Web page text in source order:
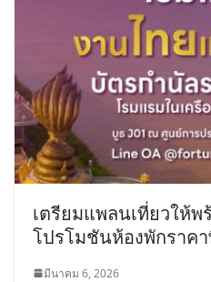
เตรียมแพลนเที่ยวให้
โปรโมชันห้องพักราค
มีนาคม 6, 2026